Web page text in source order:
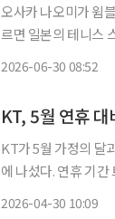
오사카 나오미가 윔블던에 기모노를
르면 일본의 테니스
2026-06-30 08:52
KT, 5월 연휴
KT가 5월 가정의 달
에 나섰다. 연휴 기
2026-04-30 10:09